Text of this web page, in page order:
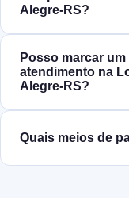
Alegre‑RS?
Posso marcar
atendimento na
Alegre‑RS?
Quais meios de